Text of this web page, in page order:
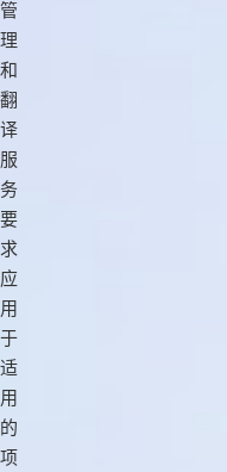
管
理
和
翻
译
服
务
要
求
应
用
于
适
用
的
项